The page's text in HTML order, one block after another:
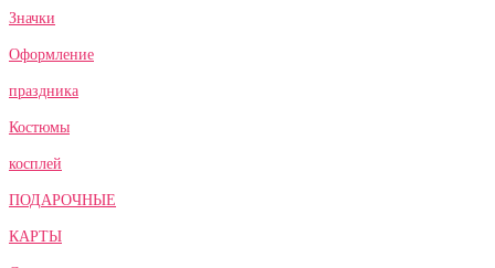
Значки
Оформление
праздника
Костюмы
косплей
ПОДАРОЧНЫЕ
КАРТЫ